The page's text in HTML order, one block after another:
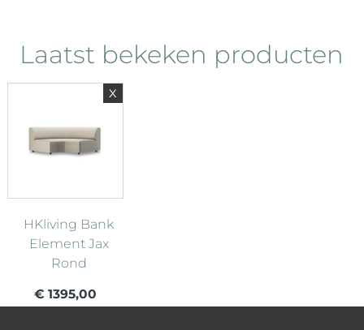
Laatst bekeken producten
HKliving Bank
Element Jax
Rond
€ 1395,00
x